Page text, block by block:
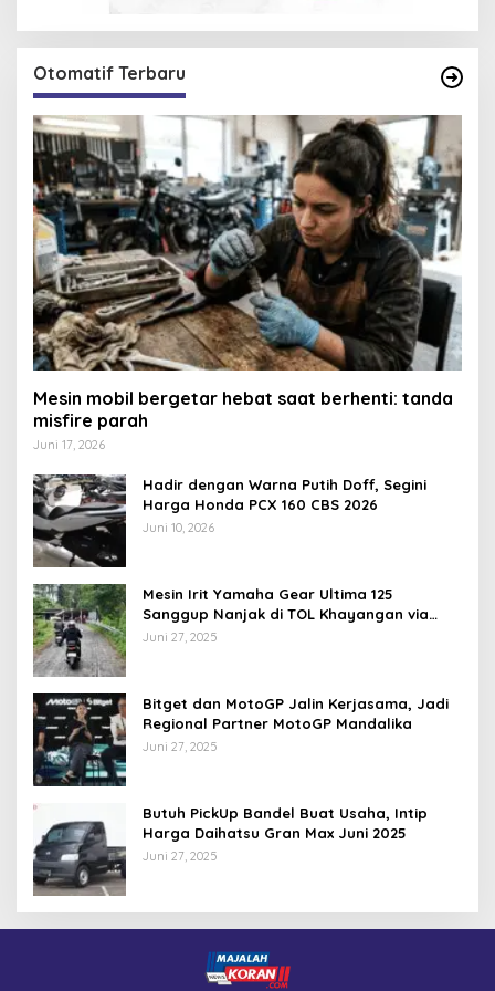
Otomatif Terbaru
Mesin mobil bergetar hebat saat berhenti: tanda
misfire parah
Juni 17, 2026
Hadir dengan Warna Putih Doff, Segini
Harga Honda PCX 160 CBS 2026
Juni 10, 2026
Mesin Irit Yamaha Gear Ultima 125
Sanggup Nanjak di TOL Khayangan via
Krakalan?
Juni 27, 2025
Bitget dan MotoGP Jalin Kerjasama, Jadi
Regional Partner MotoGP Mandalika
Juni 27, 2025
Butuh PickUp Bandel Buat Usaha, Intip
Harga Daihatsu Gran Max Juni 2025
Juni 27, 2025